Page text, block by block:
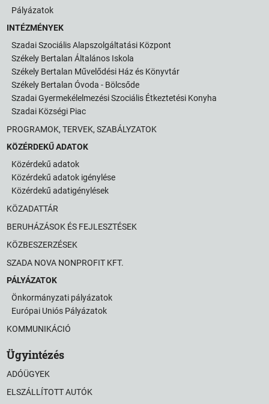
Pályázatok
INTÉZMÉNYEK
Szadai Szociális Alapszolgáltatási Központ
Székely Bertalan Általános Iskola
Székely Bertalan Művelődési Ház és Könyvtár
Székely Bertalan Óvoda - Bölcsőde
Szadai Gyermekélelmezési Szociális Étkeztetési Konyha
Szadai Községi Piac
PROGRAMOK, TERVEK, SZABÁLYZATOK
KÖZÉRDEKŰ ADATOK
Közérdekű adatok
Közérdekű adatok igénylése
Közérdekű adatigénylések
KÖZADATTÁR
BERUHÁZÁSOK ÉS FEJLESZTÉSEK
KÖZBESZERZÉSEK
SZADA NOVA NONPROFIT KFT.
PÁLYÁZATOK
Önkormányzati pályázatok
Európai Uniós Pályázatok
KOMMUNIKÁCIÓ
Ügyintézés
ADÓÜGYEK
ELSZÁLLÍTOTT AUTÓK